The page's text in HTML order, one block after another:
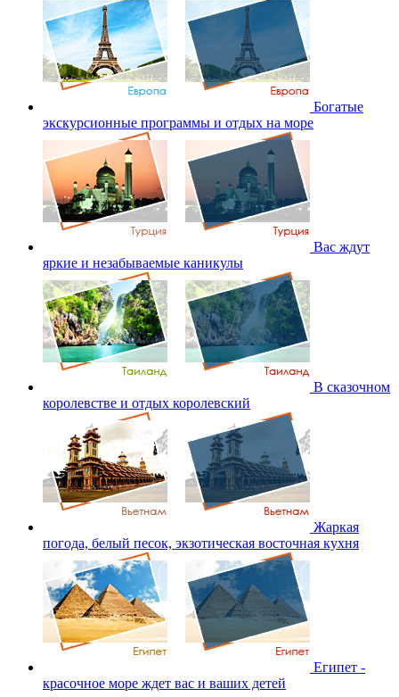
Богатые
экскурсионные программы и отдых на море
Вас ждут
яркие и незабываемые каникулы
В сказочном
королевстве и отдых королевский
Жаркая
погода, белый песок, экзотическая восточная кухня
Египет -
красочное море ждет вас и ваших детей